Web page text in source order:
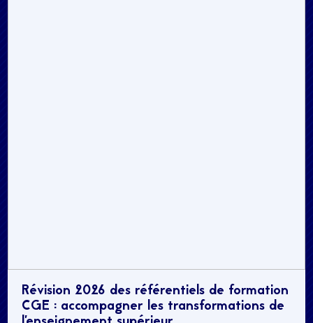
Révision 2026 des référentiels de formation
CGE : accompagner les transformations de